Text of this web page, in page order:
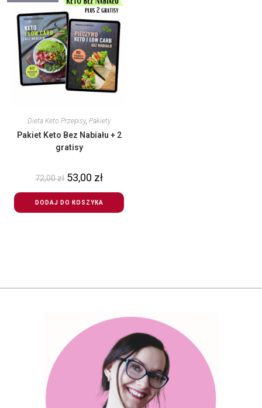
Dieta Keto Przepisy, Pakiety
Pakiet Keto Bez Nabiału + 2
gratisy
72,00zł 53,00 zł
DODAJ DO KOSZYKA